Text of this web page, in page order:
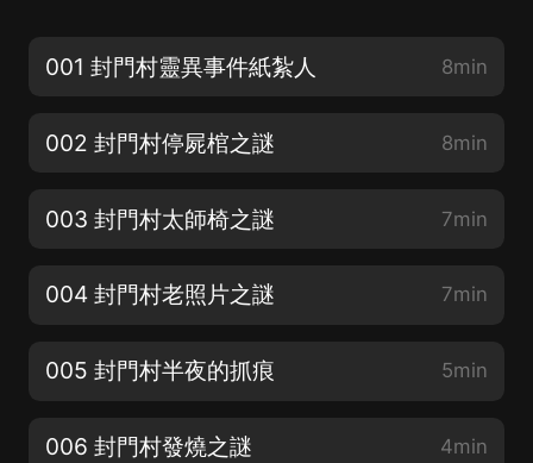
001 封門村靈異事件紙紮人 8min
002 封門村停屍棺之謎 8min
003 封門村太師椅之謎 7min
004 封門村老照片之謎 7min
005 封門村半夜的抓痕 5min
006 封門村發燒之謎 4min